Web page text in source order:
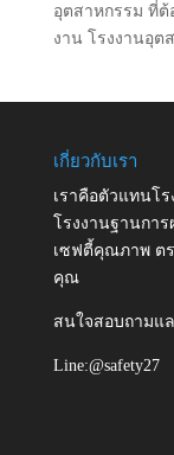
อุตสาหกรรม ที่ต้
งาน โรงงานอุต
เกี่ยวกับเรา
เราคือตัวแทนโ
โรงงานฐานกา
เซฟตี้คุณภาพ ต
คุณ
สนใจสอบถามแล
Line:@safety27